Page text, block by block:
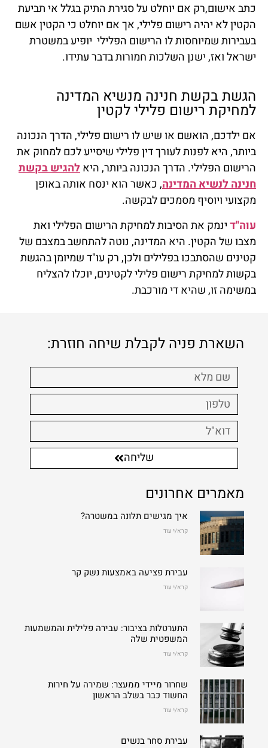
כתב אישום,רק אם יוחלט על סגירת התיק בגלל אי תביעת
הקטין לא יהיה רישום פלילי, אך אם יוחלט כי הקטין אשם
בעבירות שמיוחסות לו הרישום הפלילי יופיע במשטרת
ישראל ואז, ישנן השלכות חמורות בדבר עתידו.
הגשת בקשת חנינה מנשיא המדינה
למחיקת רישום פלילי לקטין
אם ילדכם, הואשם או שיש לו רישום פלילי, הדרך הנכונה
ביותר, היא לפנות לעורך דין פלילי שיסייע לכם למחוק את
הרישום הפלילי. הדרך הנכונה ביותר, היאלהגיש בקשת
חנינה לנשיא המדינה, כאשר הוא ינסח אותה באופן
מקצועי ויוסיף מסמכים לבקשה.
עוה"דינמק את הסיבות למחיקת הרישום הפלילי ואת
מצבו של הקטין. היא המדינה, נוטה להתחשב במצבם של
קטינים שהסתבכו בפלילים ולכן, רק עו"ד שמיומן בהגשת
בקשות למחיקת רישום פלילי לקטינים, יוכלו להצליח
במשימה זו, שהיא די מורכבת.
השארת פניה לקבלת שיחה חוזרת:
שליחה
מאמרים אחרונים
איך מגישים תלונה במשטרה?
קרא/י עוד
עבירת פציעה באמצעות נשק קר
קרא/י עוד
התערטלות בציבור: עבירה פלילית והמשמעות
המשפטית שלה
קרא/י עוד
שחרור מיידי ממעצר: שמירה על חירות
החשוד כבר בשלב הראשון
קרא/י עוד
עבירת סחר בנשים